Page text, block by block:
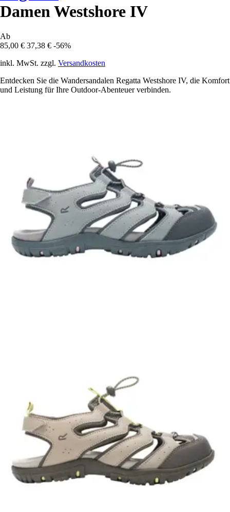
Damen Westshore IV
Ab
85,00 € 37,38 € -56%
inkl. MwSt. zzgl. Versandkosten
Entdecken Sie die Wandersandalen Regatta Westshore IV, die Komfort
und Leistung für Ihre Outdoor-Abenteuer verbinden.